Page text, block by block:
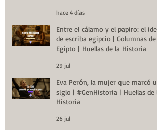
hace 4 días
Entre el cálamo y el papiro: el ideal
de escriba egipcio | Columnas de
Egipto | Huellas de la Historia
29 jul
Eva Perón, la mujer que marcó un
siglo | #GenHistoria | Huellas de la
Historia
26 jul